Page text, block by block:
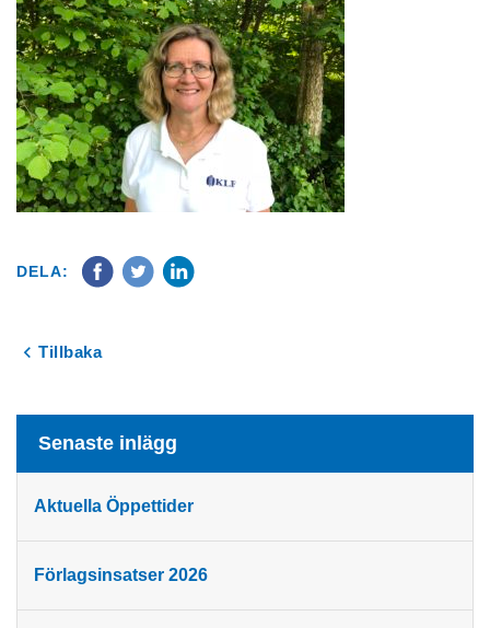
DELA:
Tillbaka
Senaste inlägg
Aktuella Öppettider
Förlagsinsatser 2026